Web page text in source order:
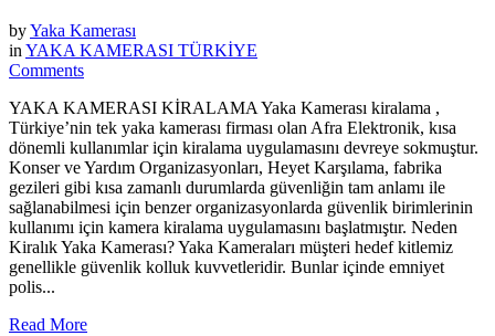
byYaka Kamerası
in YAKA KAMERASI TÜRKİYE
Comments
YAKA KAMERASI KİRALAMA Yaka Kamerası kiralama ,
Türkiye’nin tek yaka kamerası firması olan Afra Elektronik, kısa
dönemli kullanımlar için kiralama uygulamasını devreye sokmuştur.
Konser ve Yardım Organizasyonları, Heyet Karşılama, fabrika
gezileri gibi kısa zamanlı durumlarda güvenliğin tam anlamı ile
sağlanabilmesi için benzer organizasyonlarda güvenlik birimlerinin
kullanımı için kamera kiralama uygulamasını başlatmıştır. Neden
Kiralık Yaka Kamerası? Yaka Kameraları müşteri hedef kitlemiz
genellikle güvenlik kolluk kuvvetleridir. Bunlar içinde emniyet
polis...
Read More